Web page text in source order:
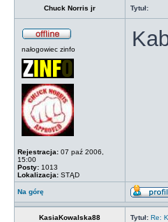
Chuck Norris jr Tytuł:
nałogowiec zinfo
Rejestracja: 07 paź 2006,
15:00
Posty: 1013
Lokalizacja: STĄD
Na górę
KasiaKowalska88 Tytuł: Re: